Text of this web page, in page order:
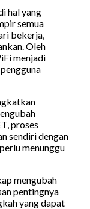
hal yang
semua
bekerja,
Oleh
menjadi
proses
sendiri dengan
menunggu
mengubah
pentingnya
yang dapat